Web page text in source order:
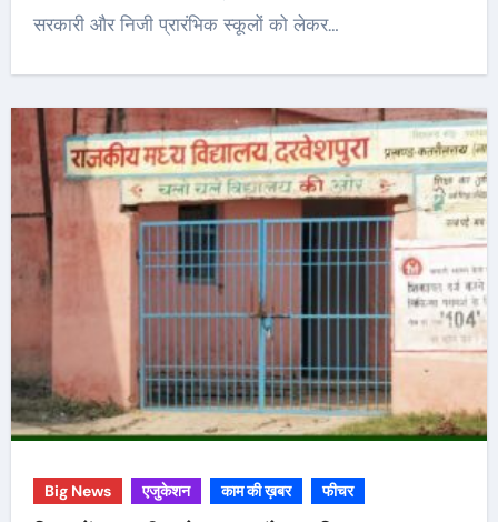
सरकारी और निजी प्रारंभिक स्कूलों को लेकर…
Big News एजुकेशन काम की ख़बर फीचर